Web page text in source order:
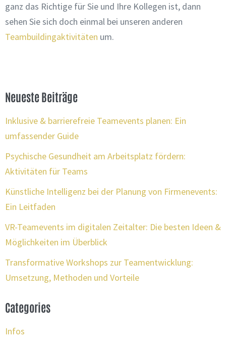
ganz das Richtige für Sie und Ihre Kollegen ist, dann
sehen Sie sich doch einmal bei unseren anderen
Teambuildingaktivitäten um.
Neueste Beiträge
Inklusive & barrierefreie Teamevents planen: Ein
umfassender Guide
Psychische Gesundheit am Arbeitsplatz fördern:
Aktivitäten für Teams
Künstliche Intelligenz bei der Planung von Firmenevents:
Ein Leitfaden
VR-Teamevents im digitalen Zeitalter: Die besten Ideen &
Möglichkeiten im Überblick
Transformative Workshops zur Teamentwicklung:
Umsetzung, Methoden und Vorteile
Categories
Infos